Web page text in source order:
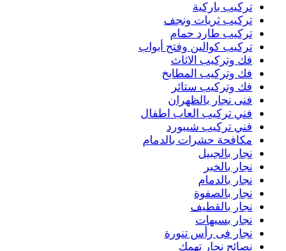
تركيب باركية
تركيب ثريات ونجف
تركيب طارد حمام
تركيب كوالين وفتح أبواب
فك وتركيب الاثاث
فك وتركيب المطابخ
فك وتركيب ستائر
فنى نجار بالظهران
فني تركيب العاب اطفال
فني تركيب شيبورد
مكافحة حشرات بالدمام
نجار بالجبيل
نجار بالخبر
نجار بالدمام
نجار بالصفوة
نجار بالقطيف
نجار بسيهات
نجار فى رأس تنورة
نصائح نجار تهمك